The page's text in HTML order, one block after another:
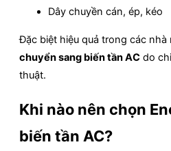
Dây chuyền cán, ép, kéo
Đặc biệt hiệu quả trong các nhà
chuyển sang biến tần AC do
thuật.
Khi nào nên chọn
biến tần AC?